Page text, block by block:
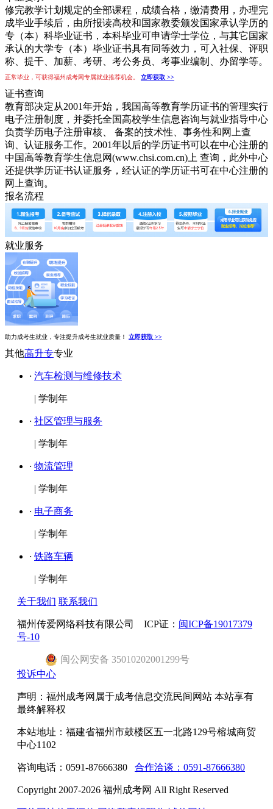
修完教学计划规定的全部课程，成绩合格，缴清费用，办理完
成毕业手续后，由所报读高校和国家教委颁发国家承认学历的
专（本）科毕业证书，本科毕业可申请学士学位，与其它国家
承认的大学专（本）毕业证书具有同等效力，可入社保、评职
称、提干、加薪、考研、考公务员、考事业编制、办留学等。
正常毕业，可获得福州成考网专属就业推荐机会。 立即获取 >>
证书查询
教育部决定从2001年开始，我国高等教育学历证书的管理实行
电子注册制度，并委托全国高校学生信息咨询与就业指导中心
负责学历电子注册审核、 备案的技术性、事务性和网上查
询、认证服务工作。2001年以后的学历证书可以在中心注册的
中国高等教育学生信息网(www.chsi.com.cn)上 查询，此外中心
还提供学历证书认证服务，经认证的学历证书可在中心注册的
网上查询。
报名流程
就业服务
助力成考生就业，专注提升成考生就业质量！ 立即获取 >>
其他高升专专业
· 汽车检测与维修技术
| 学制年
· 社区管理与服务
| 学制年
· 物流管理
| 学制年
· 电子商务
| 学制年
· 铁路车辆
| 学制年
关于我们 联系我们
福州传爱网络科技有限公司 ICP证： 闽ICP备19017379
号-10
闽公网安备 35010202001299号
投诉中心
声明：福州成考网属于成考信息交流民间网站 本站享有
最终解释权
本站地址：福建省福州市鼓楼区五一北路129号榕城商贸
中心1102
咨询电话：0591-87666380 合作洽谈：0591-87666380
Copyright 2007-2026 福州成考网 All Right Reserved